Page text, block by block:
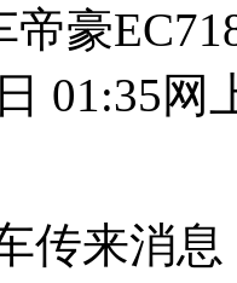
豪
01:35网
传来消